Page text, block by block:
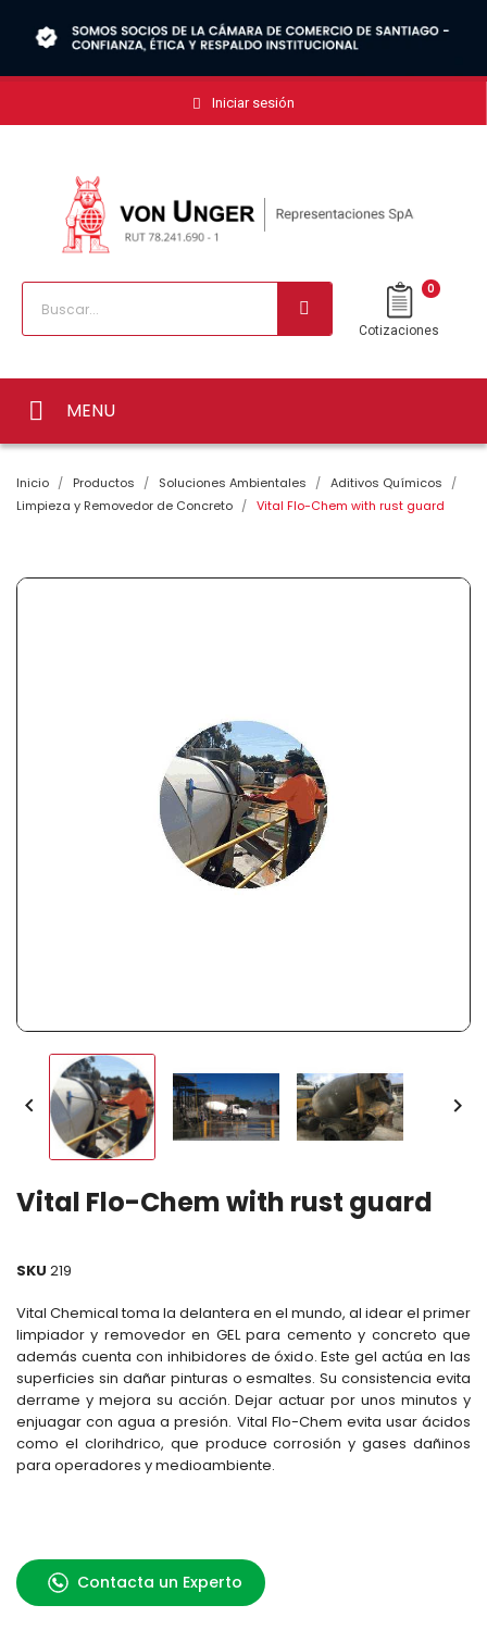
Iniciar sesión
0
Cotizaciones
MENU
Inicio Productos Soluciones Ambientales
Aditivos Químicos
Limpieza y Removedor de Concreto
Vital Flo-Chem with rust guard
 
Vital Flo-Chem with rust guard
SKU 219
Vital Chemical toma la delantera en el mundo, al idear el primer
limpiador y removedor en GEL para cemento y concreto que
además cuenta con inhibidores de óxido. Este gel actúa en las
superficies sin dañar pinturas o esmaltes. Su consistencia evita
derrame y mejora su acción. Dejar actuar por unos minutos y
enjuagar con agua a presión. Vital Flo-Chem evita usar ácidos
como el clorihdrico, que produce corrosión y gases dañinos
para operadores y medioambiente.
Contacta un Experto